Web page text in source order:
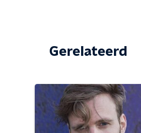
Gerelateerd